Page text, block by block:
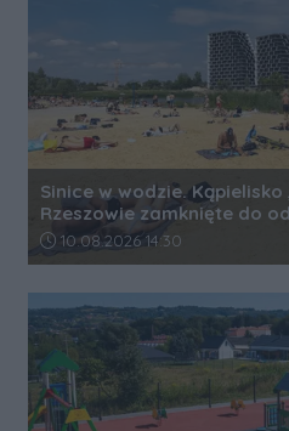
Sinice w wodzie. Kąpielisko
Rzeszowie zamknięte do
Data dodania artykułu:
10.08.2026 14:30